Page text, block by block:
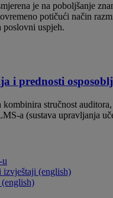
je na poboljšanje
potičući način
poslovni uspjeh.
i prednosti
stručnost
a (sustava upravljanja
izvještaji (english)